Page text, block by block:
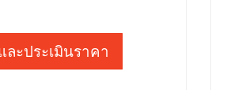
ละประเมินราคา